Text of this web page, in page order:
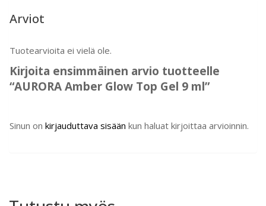
Arviot
Tuotearvioita ei vielä ole.
Kirjoita ensimmäinen arvio tuotteelle
“AURORA Amber Glow Top Gel 9 ml”
Sinun on kirjauduttava sisään kun haluat kirjoittaa arvioinnin.